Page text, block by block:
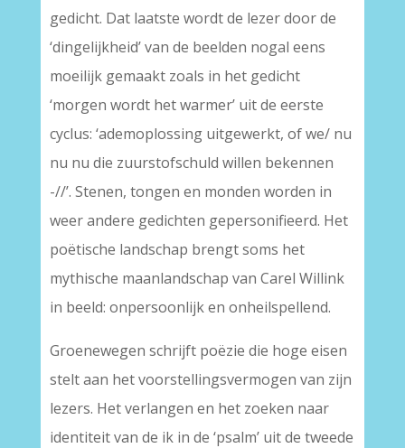
gedicht. Dat laatste wordt de lezer door de
‘dingelijkheid’ van de beelden nogal eens
moeilijk gemaakt zoals in het gedicht
‘morgen wordt het warmer’ uit de eerste
cyclus: ‘ademoplossing uitgewerkt, of we/ nu
nu nu die zuurstofschuld willen bekennen
-//’. Stenen, tongen en monden worden in
weer andere gedichten gepersonifieerd. Het
poëtische landschap brengt soms het
mythische maanlandschap van Carel Willink
in beeld: onpersoonlijk en onheilspellend.
Groenewegen schrijft poëzie die hoge eisen
stelt aan het voorstellingsvermogen van zijn
lezers. Het verlangen en het zoeken naar
identiteit van de ik in de ‘psalm’ uit de tweede